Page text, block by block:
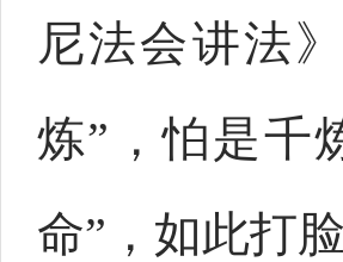
尼法会讲法
炼”，怕是千
命”，如此打